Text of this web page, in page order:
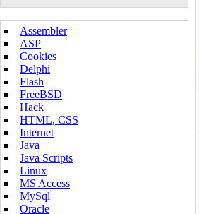
Assembler
ASP
Cookies
Delphi
Flash
FreeBSD
Hack
HTML, CSS
Internet
Java
Java Scripts
Linux
MS Access
MySql
Oracle